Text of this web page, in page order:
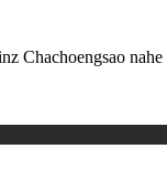
Chachoengsao